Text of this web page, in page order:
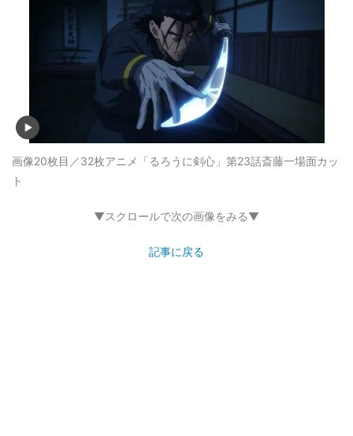
画像20枚目／32枚アニメ「るろうに剣心」第23話斎藤一場面カッ
ト
▼スクロールで次の画像をみる▼
記事に戻る